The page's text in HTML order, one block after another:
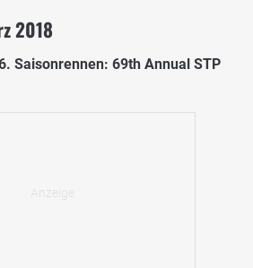
2018
Saisonrennen: 69th Annual STP